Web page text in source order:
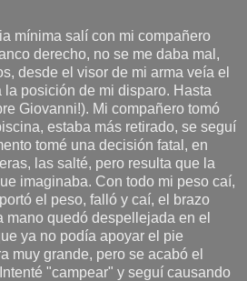
mínima salí con mi compañero
derecho, no se me daba mal,
desde el visor de mi arma veía el
la posición de mi disparo. Hasta
Giovanni!). Mi compañero tomó
estaba más retirado, se seguí
tomé una decisión fatal, en
las salté, pero resulta que la
imaginaba. Con todo mi peso caí,
el peso, falló y caí, el brazo
mano quedó despellejada en el
ya no podía apoyar el pie
muy grande, pero se acabó el
"campear" y seguí causando